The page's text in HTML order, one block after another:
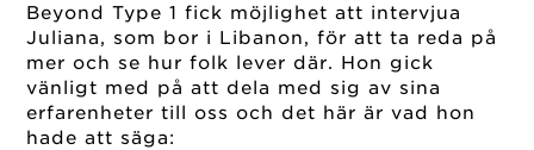
Beyond Type 1 fick möjlighet att intervjua
Juliana, som bor i Libanon, för att ta reda på
mer och se hur folk lever där. Hon gick
vänligt med på att dela med sig av sina
erfarenheter till oss och det här är vad hon
hade att säga: